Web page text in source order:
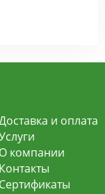
для
работает.
и оплата
О компании
Контакты
Сертификаты